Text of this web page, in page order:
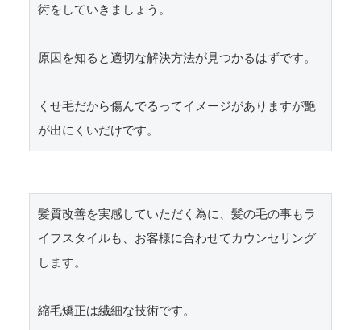
術をしていきましょう。
原因を知ると適切な解決方法が見つかるはずです。
くせ毛だから傷んでるってイメージがありますが艶
が出にくいだけです。
髪質改善を実感していただく為に、髪の毛の事もラ
イフスタイルも、お客様に合わせてカウンセリング
します。
縮毛矯正は繊細な技術です。